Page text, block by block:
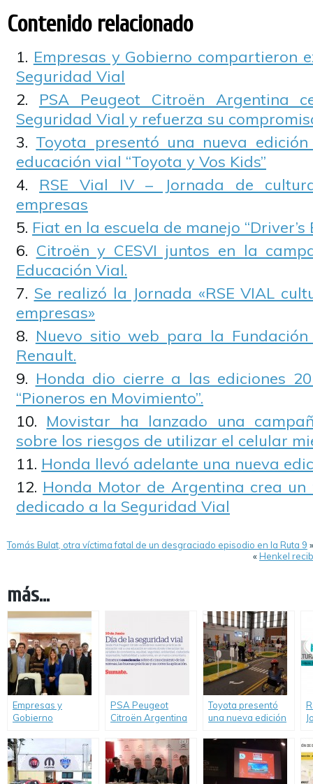
Contenido relacionado
Empresas y Gobierno compartieron
Seguridad Vial
PSA Peugeot Citroën Argentina
Seguridad Vial y refuerza su
Toyota presentó una nueva
educación vial “Toyota y Vos Kids”
RSE Vial IV – Jornada de
empresas
Fiat en la escuela de manejo “Driver’s
Citroën y CESVI juntos en la
Educación Vial.
Se realizó la Jornada «RSE VIAL
empresas»
Nuevo sitio web para la Fundación
Renault.
Honda dio cierre a las ediciones
“Pioneros en Movimiento”.
Movistar ha lanzado una
sobre los riesgos de utilizar el celular
Honda llevó adelante una nueva
Honda Motor de Argentina crea
dedicado a la Seguridad Vial
Tomás Bulat, otra víctima fatal de un desgraciado episodio en la Ruta 9 »
«Henkel
más...
Empresas y
Gobierno
experiencias de
RSE y Seguridad
Vial
PSA Peugeot
Citroën Argentina
Seguridad Vial y
refuerza su
compromiso
Toyota presentó
una nueva edición
educación vial
“Toyota y Vos Kids”